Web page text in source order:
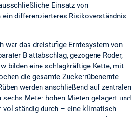
Einsatz von
ein differenzierteres Risikoverständnis
war das dreistufige Erntesystem von
Blattabschlag, gezogene Roder,
bilden eine schlagkräftige Kette, mit
die gesamte Zuckerrübenernte
werden anschließend auf zentralen
sechs Meter hohen Mieten gelagert und
vollständig durch – eine klimatisch